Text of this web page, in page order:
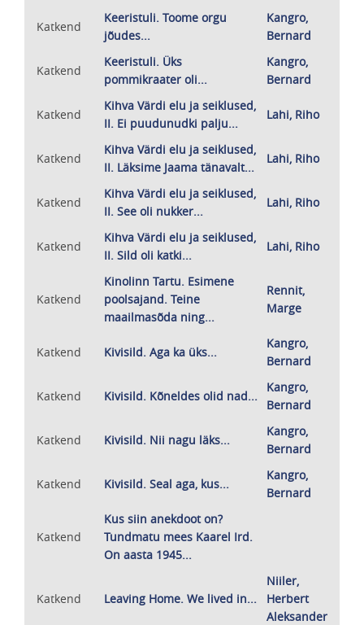
Katkend
Keeristuli. Toome orgu
jõudes...
Kangro,
Bernard
Katkend
Keeristuli. Üks
pommikraater oli...
Kangro,
Bernard
Katkend
Kihva Värdi elu ja seiklused,
II. Ei puudunudki palju...
Lahi, Riho
Katkend
Kihva Värdi elu ja seiklused,
II. Läksime Jaama tänavalt...
Lahi, Riho
Katkend
Kihva Värdi elu ja seiklused,
II. See oli nukker...
Lahi, Riho
Katkend
Kihva Värdi elu ja seiklused,
II. Sild oli katki...
Lahi, Riho
Katkend
Kinolinn Tartu. Esimene
poolsajand. Teine
maailmasõda ning...
Rennit,
Marge
Katkend Kivisild. Aga ka üks...
Kangro,
Bernard
Katkend Kivisild. Kõneldes olid nad...
Kangro,
Bernard
Katkend Kivisild. Nii nagu läks...
Kangro,
Bernard
Katkend Kivisild. Seal aga, kus...
Kangro,
Bernard
Katkend
Kus siin anekdoot on?
Tundmatu mees Kaarel Ird.
On aasta 1945...
Katkend Leaving Home. We lived in...
Niiler,
Herbert
Aleksander